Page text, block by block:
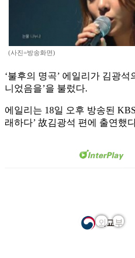
(사진=방송화면)
‘불후의 명곡’ 에일리가 김광
니었음을’을 불렀다.
에일리는 18일 오후 방송된
래하다’ 故김광석 편에 출연했